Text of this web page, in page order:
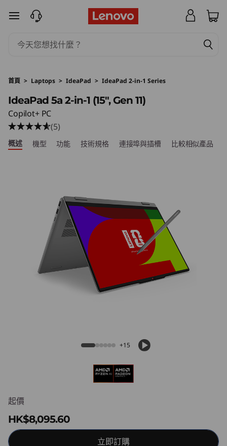
a
P
a
d
跳至主要內容
首頁 > Laptops > IdeaPad > IdeaPad 2-in-1 Series
IdeaPad 5a 2-in-1 (15", Gen 11)
Copilot+ PC
(5)
概述 機型 功能 技術規格 連接埠與插槽 比較相似產品
+15
起價
HK$8,095.60
立即訂購